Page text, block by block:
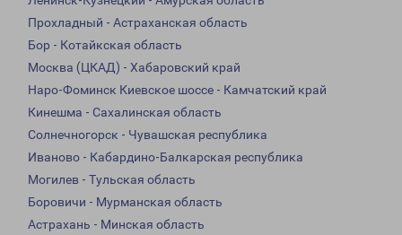
Прохладный - Астраханская область
Бор - Котайкская область
Москва (ЦКАД) - Хабаровский край
Наро-Фоминск Киевское шоссе - Камчатский край
Кинешма - Сахалинская область
Солнечногорск - Чувашская республика
Иваново - Кабардино-Балкарская республика
Могилев - Тульская область
Боровичи - Мурманская область
Астрахань - Минская область